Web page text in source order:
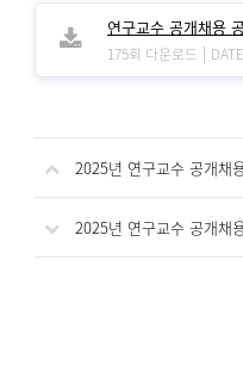
연구교수 공개채용
175회 다운로드 |
2025년 연구교수 공개채용
2025년 연구교수 공개채